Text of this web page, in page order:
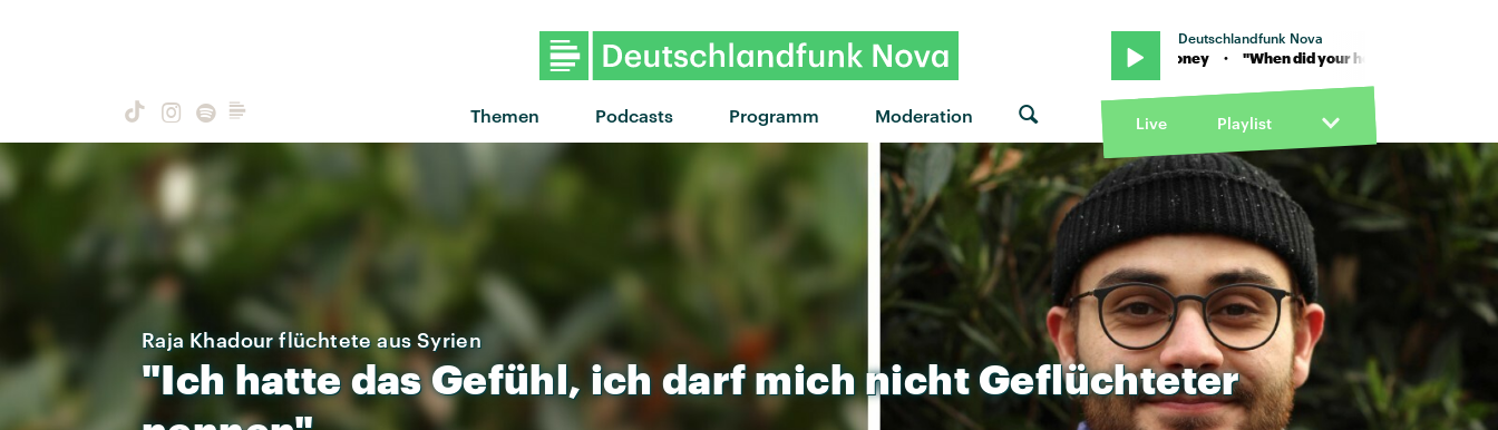
Themen Podcasts Programm Moderation
Deutschlandfunk Nova
"When did your heart go missing?" von Rooney · "When did your heart go missing?" von Rooney
Live Playlist
Raja Khadour flüchtete aus Syrien
"Ich hattedasGefühl, ich darfmich nicht Geflüchteter